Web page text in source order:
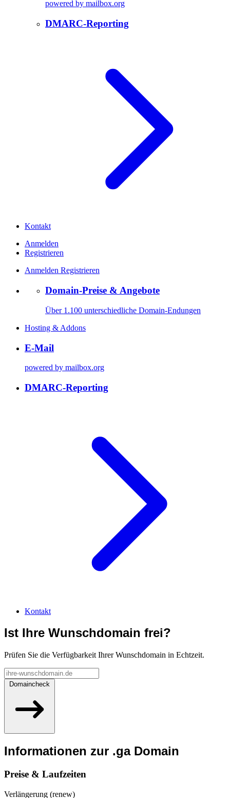
powered by mailbox.org
DMARC-Reporting
Kontakt
Anmelden
Registrieren
Anmelden Registrieren
Domain-Preise & Angebote
Über 1.100 unterschiedliche Domain-Endungen
Hosting & Addons
E-Mail
powered by mailbox.org
DMARC-Reporting
Kontakt
Ist Ihre Wunschdomain frei?
Prüfen Sie die Verfügbarkeit Ihrer Wunschdomain in Echtzeit.
Domaincheck
Informationen zur .ga Domain
Preise & Laufzeiten
Verlängerung (renew)